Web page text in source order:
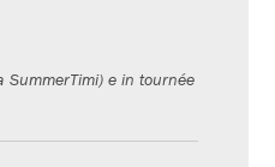
e in tournée